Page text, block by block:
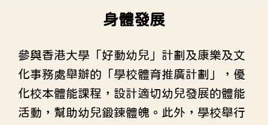
身體發展
參與香港大學「好動幼兒」計劃及康樂及文
化事務處舉辦的「學校體育推廣計劃」，優
化校本體能課程，設計適切幼兒發展的體能
活動，幫助幼兒鍛鍊體魄。此外，學校舉行